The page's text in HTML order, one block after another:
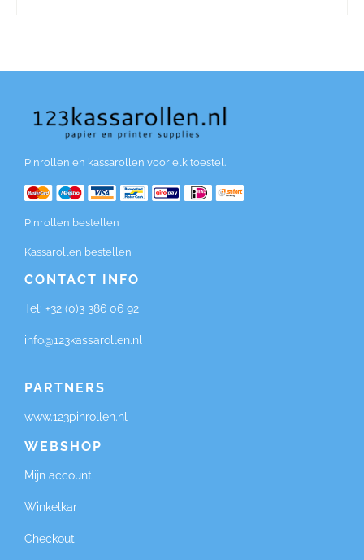
Pinrollen en kassarollen voor elk toestel.
Pinrollen bestellen
Kassarollen bestellen
CONTACT INFO
Tel: +32 (0)3 386 06 92
info@123kassarollen.nl
PARTNERS
www.123pinrollen.nl
WEBSHOP
Mijn account
Winkelkar
Checkout